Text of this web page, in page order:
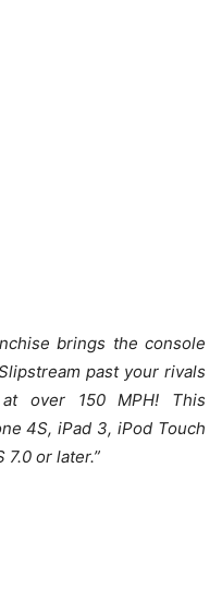
brings the console
past your rivals
over 150 MPH! This
4S, iPad 3, iPod Touch
7.0 or later.”